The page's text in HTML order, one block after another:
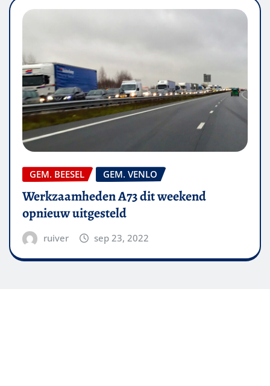
GEM. BEESEL GEM. VENLO
Werkzaamheden A73 dit weekend
opnieuw uitgesteld
ruiver sep 23, 2022